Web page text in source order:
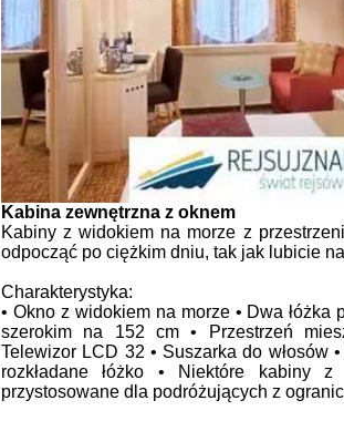
Kabina zewnętrzna z oknem
Kabiny z widokiem na morze z
odpocząć po ciężkim dniu, tak jak lubicie
Charakterystyka:
• Okno z widokiem na morze • Dwa łóżka
szerokim na 152 cm • Przestrzeń
Telewizor LCD 32 • Suszarka do włosów
rozkładane łóżko • Niektóre
przystosowane dla podróżujących z